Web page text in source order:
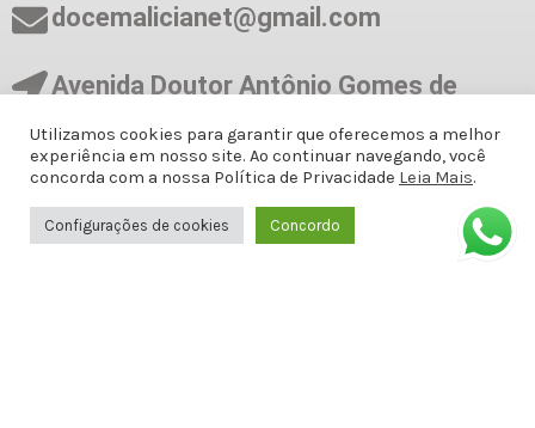
docemalicianet@gmail.com
Avenida Doutor Antônio Gomes de
ANDAR SALA 8 - Jatiúca, Maceió - AL,
57036-001
Utilizamos cookies para garantir que oferecemos a melhor
experiência em nosso site. Ao continuar navegando, você
concorda com a nossa Política de Privacidade Leia Mais.
Configurações de cookies Concordo